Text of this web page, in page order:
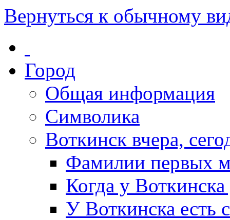
Вернуться к обычному
Город
Общая информация
Символика
Воткинск вчера,
Фамилии первых
Когда у
У Воткинска есть